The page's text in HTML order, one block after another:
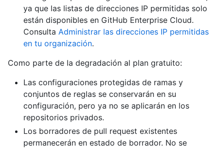
ya que las listas de direcciones IP permitidas solo
están disponibles en GitHub Enterprise Cloud.
Consulta Administrar las direcciones IP permitidas
en tu organización.
Como parte de la degradación al plan gratuito:
Las configuraciones protegidas de ramas y
conjuntos de reglas se conservarán en su
configuración, pero ya no se aplicarán en los
repositorios privados.
Los borradores de pull request existentes
permanecerán en estado de borrador. No se